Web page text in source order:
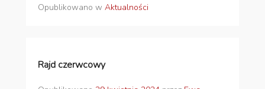
Opublikowano w Aktualności
Rajd czerwcowy